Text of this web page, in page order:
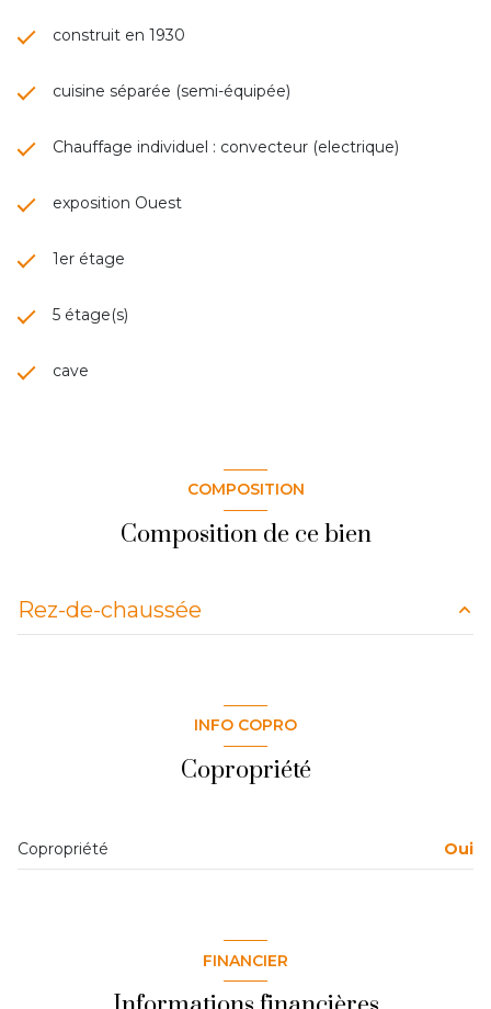
construit en 1930
cuisine séparée (semi-équipée)
Chauffage individuel : convecteur (electrique)
exposition Ouest
1er étage
5 étage(s)
cave
COMPOSITION
Composition de ce bien
Rez-de-chaussée
chambre
INFO COPRO
Copropriété
Copropriété Oui
FINANCIER